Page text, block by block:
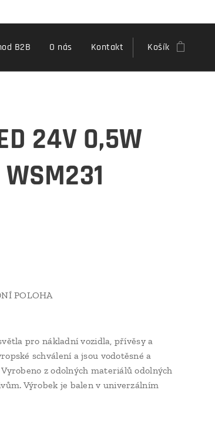
B2B O nás Kontakt Košík
24V 0,5W
POLOHA
pro nákladní vozidla, přívěsy a
schválení a jsou vodotěsné a
z odolných materiálů odolných
Výrobek je balen v univerzálním